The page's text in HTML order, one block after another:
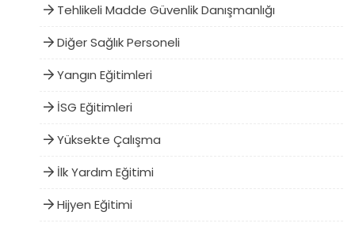
Tehlikeli Madde Güvenlik Danışmanlığı
Diğer Sağlık Personeli
Yangın Eğitimleri
İSG Eğitimleri
Yüksekte Çalışma
İlk Yardım Eğitimi
Hijyen Eğitimi